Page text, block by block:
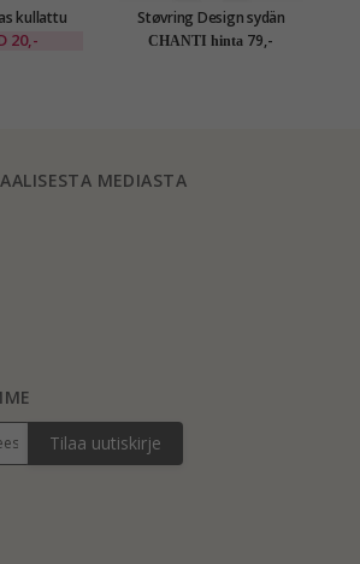
Eliné
20,-
Støvring Design sydän
korut setti rodinoitua
CHANTI hinta 79,-
MEDIASTA
Tilaa uutiskirje